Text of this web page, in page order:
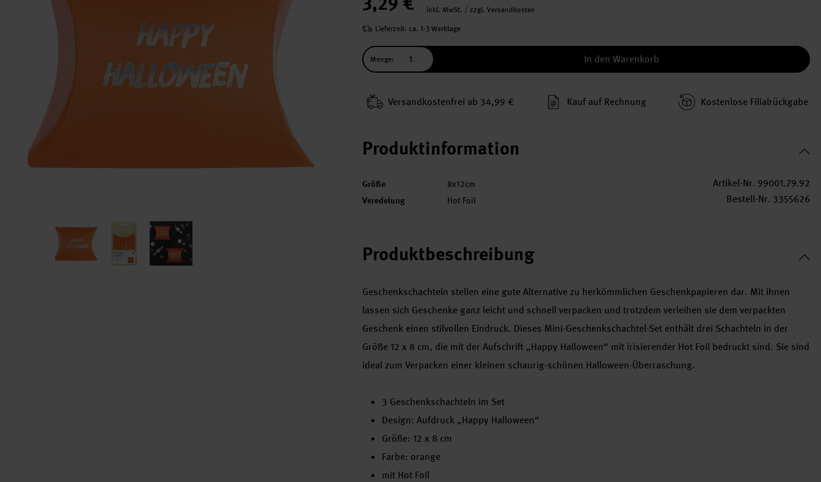
inkl. MwSt. / zzgl. Versandkosten
Lieferzeit: ca. 1-3 Werktage
Menge: In den Warenkorb
Versand­kosten­frei ab 34,99 € Kauf auf Rechnung Kosten­lose Filial­rückgabe
Produktinformation
Größe 8x12cm
Veredelung Hot Foil
Artikel-Nr. 99001.79.92
Bestell-Nr. 3355626
Produktbeschreibung
Geschenkschachteln stellen eine gute Alternative zu herkömmlichen Geschenkpapieren dar. Mit ihnen
lassen sich Geschenke ganz leicht und schnell verpacken und trotzdem verleihen sie dem verpackten
Geschenk einen stilvollen Eindruck. Dieses Mini-Geschenkschachtel-Set enthält drei Schachteln in der
Größe 12 x 8 cm, die mit der Aufschrift „Happy Halloween“ mit irisierender Hot Foil bedruckt sind. Sie sind
ideal zum Verpacken einer kleinen schaurig-schönen Halloween-Überraschung.
3 Geschenkschachteln im Set
Design: Aufdruck „Happy Halloween“
Größe: 12 x 8 cm
Farbe: orange
mit Hot Foil